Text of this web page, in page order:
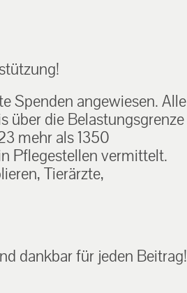
Spenden angewiesen. Alle
über die Belastungsgrenze
mehr als 1350
Pflegestellen vermittelt.
Tierärzte,
dankbar für jeden Beitrag!